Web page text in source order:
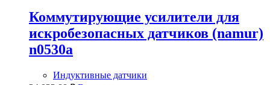
Коммутирующие усилители для
искробезопасных датчиков (namur)
n0530a
Индуктивные датчики